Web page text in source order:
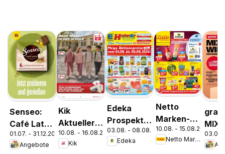
Senseo:
Café Latte
Dubai
Chocolate
01.07. - 31.12.2026
Angebote
Kik
Aktueller
Prospekt
10.08. - 16.08.2026
Kik
Edeka
Prospekt
Parchim
03.08. - 08.08.2026
Edeka
Netto
Marken-
Discount
Prospekt
10.08. - 15.08.2026
Netto Marken-Discount
MIX-
03.08.